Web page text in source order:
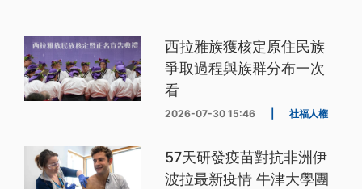
西拉雅族獲核定原住民族
爭取過程與族群分布一次
看
2026-07-30 15:46 社福人權
57天研發疫苗對抗非洲伊
波拉最新疫情 牛津大學團